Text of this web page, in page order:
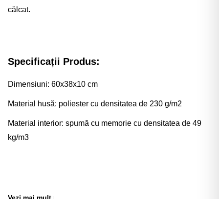
călcat.
Specificații Produs:
Dimensiuni: 60x38x10 cm
Material husă: poliester cu densitatea de 230 g/m2
Material interior: spumă cu memorie cu densitatea de 49
kg/m3
Vezi mai mult↓